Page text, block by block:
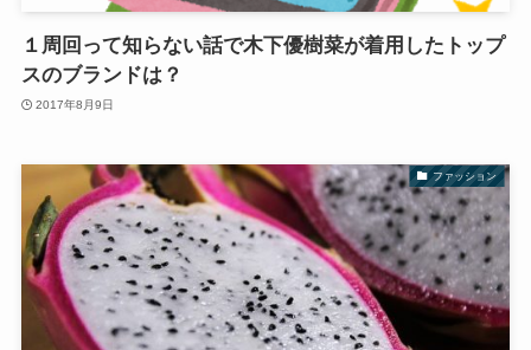
１周回って知らない話で木下優樹菜が着用したトップ
スのブランドは？
2017年8月9日
ファッション